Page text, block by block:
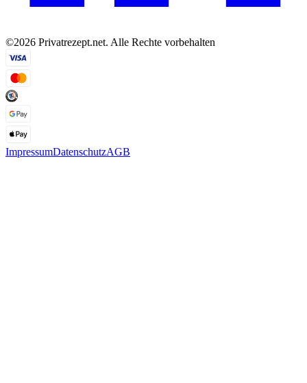
©2026 Privatrezept.net. Alle Rechte vorbehalten
ImpressumDatenschutzAGB